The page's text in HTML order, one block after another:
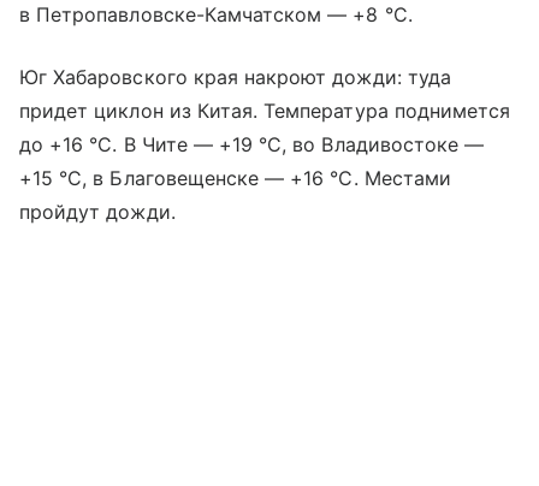
в Петропавловске-Камчатском — +8 °С.
Юг Хабаровского края накроют дожди: туда
придет циклон из Китая. Температура поднимется
до +16 °С. В Чите — +19 °С, во Владивостоке —
+15 °С, в Благовещенске — +16 °С. Местами
пройдут дожди.